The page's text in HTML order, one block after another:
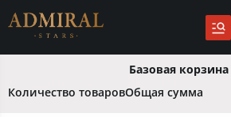
Базовая корзина
Количество товаровОбщая сумма